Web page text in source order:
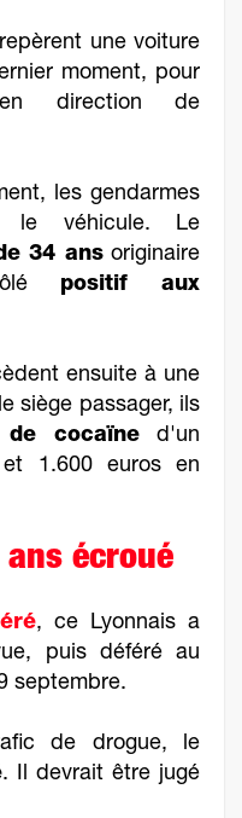
une voiture
moment, pour
direction de
les gendarmes
le véhicule. Le
34 ansoriginaire
positif aux
ensuite à une
siège passager, ils
cocaïned'un
et 1.600 euros en
écroué
, ce Lyonnais a
puis déféré au
septembre.
de drogue, le
. Il devrait être jugé